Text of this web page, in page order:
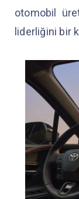
otomobil
liderliğini bir